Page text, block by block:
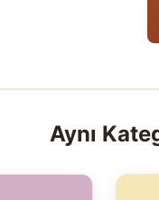
Aynı